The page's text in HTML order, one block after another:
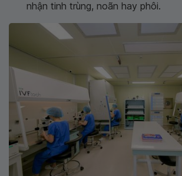
nhận tinh trùng, noãn hay phôi.